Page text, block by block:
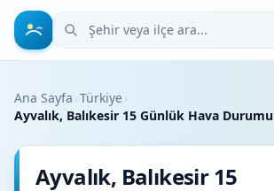
Şehir veya ilçe ara
Ana Sayfa ›Türkiye›
Ayvalık, Balıkesir 15 Günlük Hava Durumu
Ayvalık, Balıkesir 15